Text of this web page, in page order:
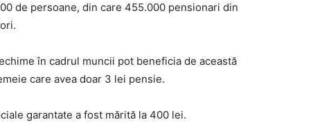
de persoane, din care 455.000 pensionari din
în cadrul muncii pot beneficia de această
care avea doar 3 lei pensie.
garantate a fost mărită la 400 lei.